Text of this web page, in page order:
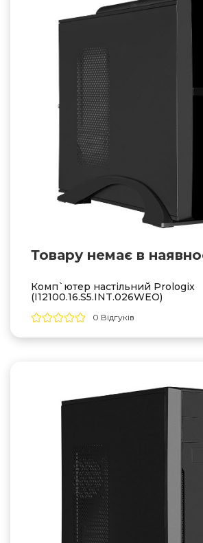
Товару немає в
Комп`ютер настільний Prologix
(I12100.16.S5.INT.026WEO)
0 Відгуків